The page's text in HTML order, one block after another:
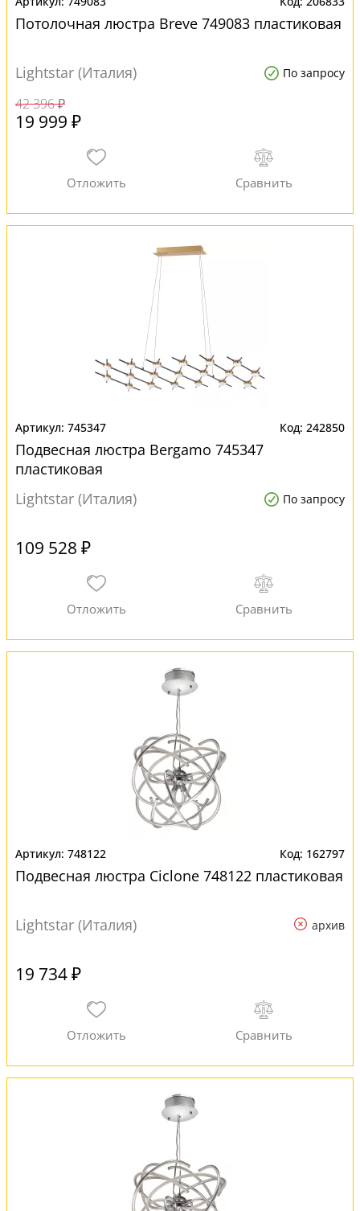
Потолочная люстра Breve 749083 пластиковая
Lightstar (Италия) По запросу
42 396 ₽
19 999 ₽
745347 242850
Подвесная люстра Bergamo 745347
пластиковая
Lightstar (Италия)
По запросу
109 528 ₽
748122 162797
Подвесная люстра Ciclone 748122 пластиковая
Lightstar (Италия) архив
19 734 ₽